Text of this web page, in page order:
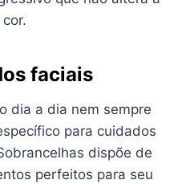
cor.
faciais
dia a dia nem sempre
para cuidados
dispõe de
perfeitos para seu